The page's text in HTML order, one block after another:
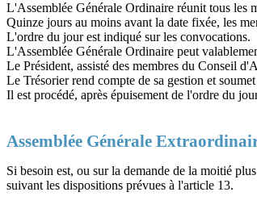
L'Assemblée Générale Ordinaire réunit tous les
Quinze jours au moins avant la date fixée, les
L'ordre du jour est indiqué sur les convocations.
L'Assemblée Générale Ordinaire peut
Le Président, assisté des membres du Conseil
Le Trésorier rend compte de sa gestion et
Il est procédé, après épuisement de l'ordre du
Assemblée Générale
Si besoin est, ou sur la demande de la moitié
suivant les dispositions prévues à l'article 13.